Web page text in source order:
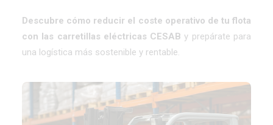
Descubre cómo reducir el coste operativo de tu flota
con las carretillas eléctricas CESAB y prepárate para
una logística más sostenible y rentable.